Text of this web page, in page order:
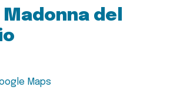
Madonna del
Maps